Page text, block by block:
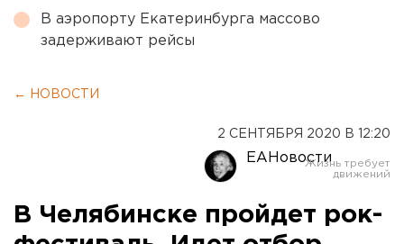
В аэропорту Екатеринбурга массово
задерживают рейсы
← НОВОСТИ
2 СЕНТЯБРЯ 2020 В 12:20
ЕАНовости
В Челябинске пройдет рок-